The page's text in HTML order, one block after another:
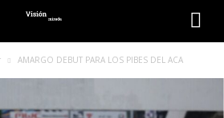
AMARGO DEBUT PARA LOS PIBES DEL ACA